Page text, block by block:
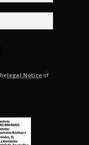
legal Notice of